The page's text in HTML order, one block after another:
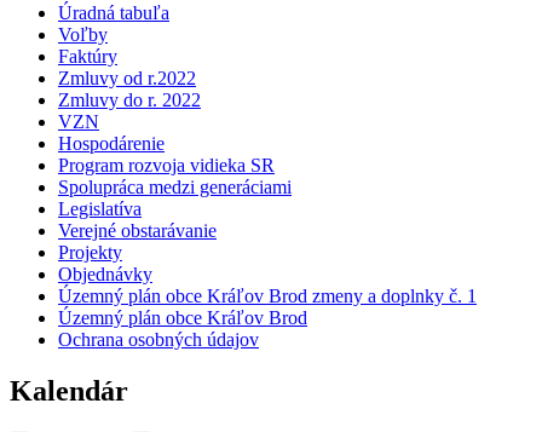
Úradná tabuľa
Voľby
Faktúry
Zmluvy od r.2022
Zmluvy do r. 2022
VZN
Hospodárenie
Program rozvoja vidieka SR
Spolupráca medzi generáciami
Legislatíva
Verejné obstarávanie
Projekty
Objednávky
Územný plán obce Kráľov Brod zmeny a doplnky č. 1
Územný plán obce Kráľov Brod
Ochrana osobných údajov
Kalendár